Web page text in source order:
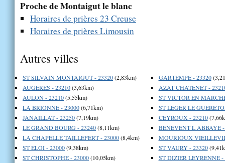
Proche de Montaigut le blanc
Horaires de prières 23 Creuse
Horaires de prières Limousin
Autres villes
ST SILVAIN MONTAIGUT - 23320(2,83km)
AUGERES - 23210(3,63km)
AULON - 23210(5,55km)
LA BRIONNE - 23000(6,71km)
JANAILLAT - 23250(7,19km)
LE GRAND BOURG - 23240(8,11km)
LA CHAPELLE TAILLEFERT - 23000(8,4km)
ST ELOI - 23000(9,38km)
ST CHRISTOPHE - 23000(10,05km)
GARTEMPE - 23320
AZAT CHATENET -
ST VICTOR EN
ST LEGER LE
CEYROUX - 23210
BENEVENT L ABBAYE -
MOURIOUX
ST VAURY - 23320
ST DIZIER LEYRENNE -